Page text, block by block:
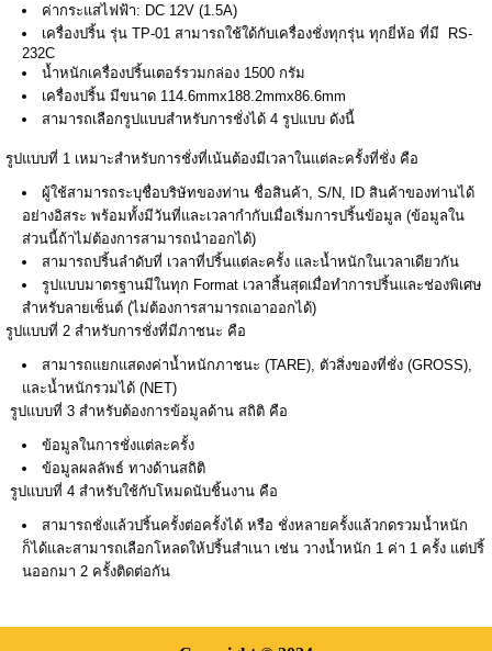
ค่ากระแสไฟฟ้า: DC 12V (1.5A)
เครื่องปริ้น รุ่น TP-01 สามารถใช้ใด้กับเครื่องชั่งทุกรุ่น ทุกยี่ห้อ ที่มี RS-
232C
น้ำหนักเครื่องปริ้นเตอร์รวมกล่อง 1500 กรัม
เครื่องปริ้น มีขนาด 114.6mmx188.2mmx86.6mm
สามารถเลือกรูปแบบสำหรับการชั่งได้ 4 รูปแบบ ดังนี้
รูปแบบที่ 1 เหมาะสำหรับการชั่งที่เน้นต้องมีเวลาในแต่ละครั้งที่ชั่ง คือ
ผู้ใช้สามารถระบุชื่อบริษัทของท่าน ชื่อสินค้า, S/N, ID สินค้าของท่านได้
อย่างอิสระ พร้อมทั้งมีวันที่และเวลากำกับเมื่อเริ่มการปริ้นข้อมูล (ข้อมูลใน
ส่วนนี้ถ้าไม่ต้องการสามารถนำออกได้)
สามารถปริ้นลำดับที่ เวลาที่ปริ้นแต่ละครั้ง และน้ำหนักในเวลาเดียวกัน
รูปแบบมาตรฐานมีในทุก Format เวลาสิ้นสุดเมื่อทำการปริ้นและช่องพิเศษ
สำหรับลายเซ็นต์ (ไม่ต้องการสามารถเอาออกได้)
รูปแบบที่ 2 สำหรับการชั่งที่มีภาชนะ คือ
สามารถแยกแสดงค่าน้ำหนักภาชนะ (TARE), ตัวสิ่งของที่ชั่ง (GROSS),
และน้ำหนักรวมได้ (NET)
รูปแบบที่ 3 สำหรับต้องการข้อมูลด้าน สถิติ คือ
ข้อมูลในการชั่งแต่ละครั้ง
ข้อมูลผลลัพธ์ ทางด้านสถิติ
รูปแบบที่ 4 สำหรับใช้กับโหมดนับชิ้นงาน คือ
สามารถชั่งแล้วปริ้นครั้งต่อครั้งได้ หรือ ชั่งหลายครั้งแล้วกดรวมน้ำหนัก
ก็ได้และสามารถเลือกโหลดให้ปริ้นสำเนา เช่น วางน้ำหนัก 1 ค่า 1 ครั้ง แต่ปริ้
นออกมา 2 ครั้งติดต่อกัน